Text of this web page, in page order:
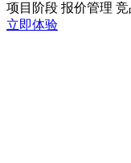
项目阶段 报价管理 竞
立即体验